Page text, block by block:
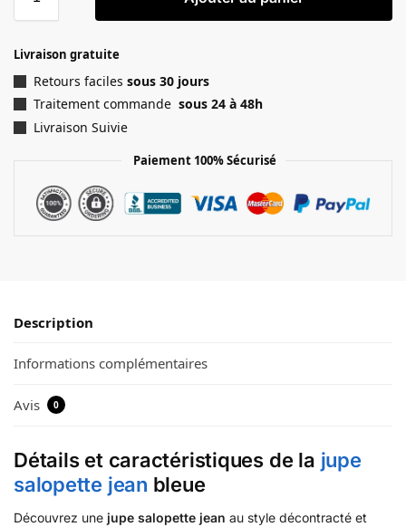
Livraison gratuite
Retours faciles sous 30 jours
Traitement commande sous 24 à 48h
Livraison Suivie
Paiement 100% Sécurisé
Description
Informations complémentaires
Avis 0
Détails et caractéristiques de la jupe
salopette jean bleue
Découvrez une jupe salopette jean au style décontracté et